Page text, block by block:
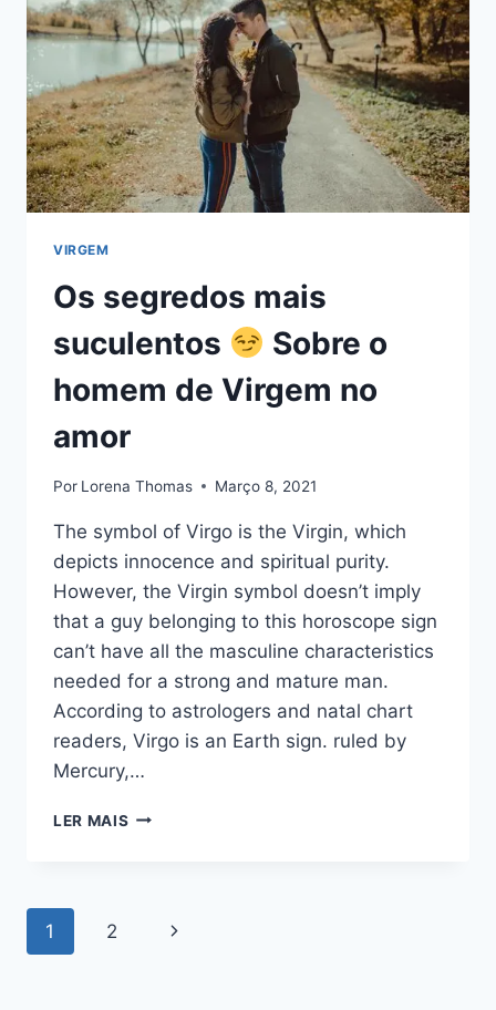
E
FRACOS
VIRGEM
Os segredos mais
suculentos
Sobre o
homem de Virgem no
amor
Por Lorena Thomas Março 8, 2021
The symbol of Virgo is the Virgin, which
depicts innocence and spiritual purity.
However, the Virgin symbol doesn’t imply
that a guy belonging to this horoscope sign
can’t have all the masculine characteristics
needed for a strong and mature man.
According to astrologers and natal chart
readers, Virgo is an Earth sign. ruled by
Mercury,…
LER MAIS OS
SOBRE
Page
1 2
Next